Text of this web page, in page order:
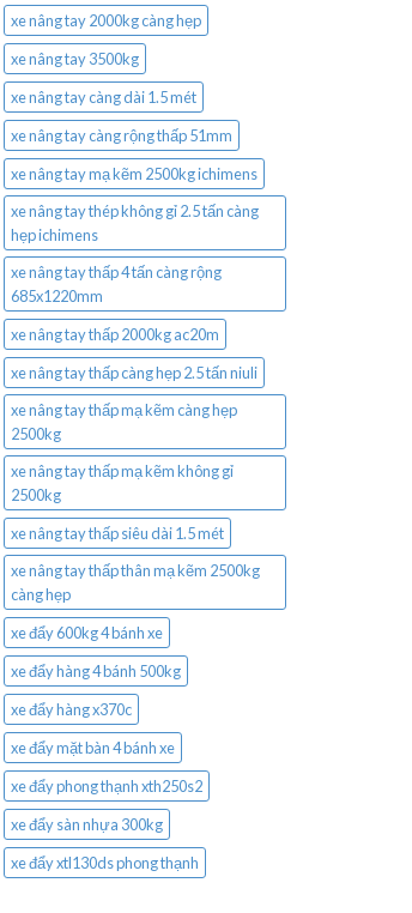
xe nâng tay 2000kg càng hẹp
xe nâng tay 3500kg
xe nâng tay càng dài 1.5 mét
xe nâng tay càng rộng thấp 51mm
xe nâng tay mạ kẽm 2500kg ichimens
xe nâng tay thép không gỉ 2.5 tấn càng
hẹp ichimens
xe nâng tay thấp 4 tấn càng rộng
685x1220mm
xe nâng tay thấp 2000kg ac20m
xe nâng tay thấp càng hẹp 2.5 tấn niuli
xe nâng tay thấp mạ kẽm càng hẹp
2500kg
xe nâng tay thấp mạ kẽm không gỉ
2500kg
xe nâng tay thấp siêu dài 1.5 mét
xe nâng tay thấp thân mạ kẽm 2500kg
càng hẹp
xe đẩy 600kg 4 bánh xe
xe đẩy hàng 4 bánh 500kg
xe đẩy hàng x370c
xe đẩy mặt bàn 4 bánh xe
xe đẩy phong thạnh xth250s2
xe đẩy sàn nhựa 300kg
xe đẩy xtl130ds phong thạnh